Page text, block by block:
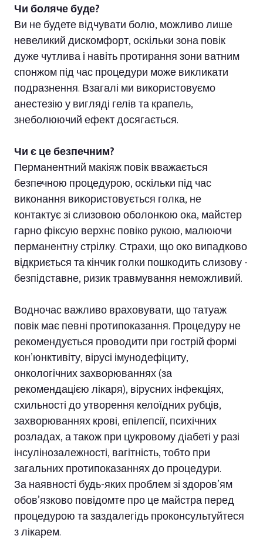
Чи боляче буде?
Ви не будете відчувати болю, можливо лише
невеликий дискомфорт, оскільки зона повік
дуже чутлива і навіть протирання зони ватним
спонжом під час процедури може викликати
подразнення. Взагалі ми використовуємо
анестезію у вигляді гелів та крапель,
знеболюючий ефект досягається.
Чи є це безпечним?
Перманентний макіяж повік вважається
безпечною процедурою, оскільки під час
виконання використовується голка, не
контактує зі слизовою оболонкою ока, майстер
гарно фіксую верхнє повіко рукою, малюючи
перманентну стрілку. Страхи, що око випадково
відкриється та кінчик голки пошкодить слизову -
безпідставне, ризик травмування неможливий.
Водночас важливо враховувати, що татуаж
повік має певні протипоказання. Процедуру не
рекомендується проводити при гострій формі
кон’юнктивіту, вірусі імунодефіциту,
онкологічних захворюваннях (за
рекомендацією лікаря), вірусних інфекціях,
схильності до утворення келоїдних рубців,
захворюваннях крові, епілепсії, психічних
розладах, а також при цукровому діабеті у разі
інсулінозалежності, вагітність, тобто при
загальних протипоказаннях до процедури.
За наявності будь-яких проблем зі здоров’ям
обов’язково повідомте про це майстра перед
процедурою та заздалегідь проконсультуйтеся
з лікарем.